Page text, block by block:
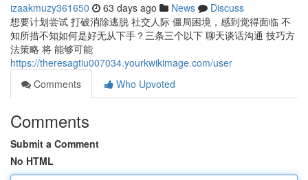
izaakmuzy361650 63 days ago News
Discuss
想要计划尝试 打破消除逃脱 社交人际 僵局困境，感到觉得面临 不
知所措不知如何是好无从下手？三条三个以下 聊天谈话沟通 技巧方
法策略 将 能够可能
https://theresagtiu007034.yourkwikimage.com/user
Comments
Who Upvoted
Comments
Submit a Comment
No HTML